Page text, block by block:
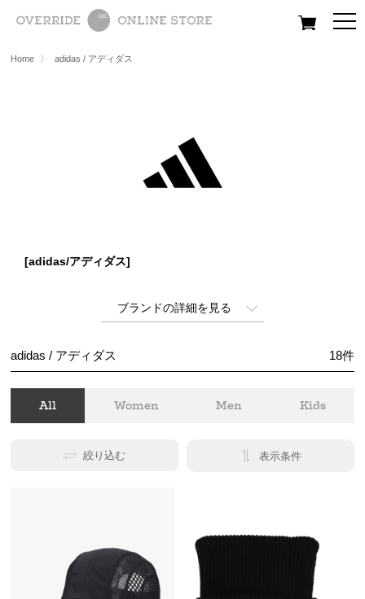
All Women Men
Home 〉 adidas / アディダス
[adidas/アディダス]
ブランドの詳細を見る
adidas / アディダス 18件
All Women Men Kids
絞り込む 表示条件